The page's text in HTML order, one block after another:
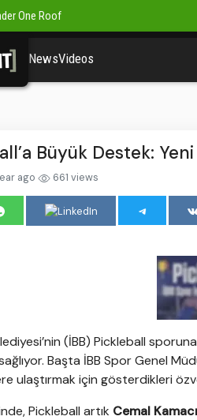
One Roof
NewsVideos
Büyük Destek:
ago 661 views
(İBB) Pickleball
Başta İBB Spor Genel
ulaştırmak için gösterdikleri
Pickleball artık Cemal